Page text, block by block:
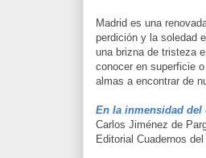
Madrid es una
perdición y la soledad
una brizna de tristeza
conocer en superficie
almas a encontrar de
En la inmensidad del
Carlos Jiménez de
Editorial Cuadernos